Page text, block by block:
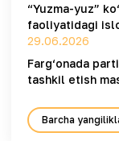
“Yuzma-yuz”
faoliyatidagi
29.06.2026
Farg‘onada
tashkil etish
Barcha